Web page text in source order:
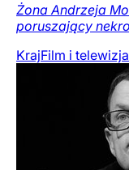
Żona Andrzeja
poruszający
KrajFilm i telewizja